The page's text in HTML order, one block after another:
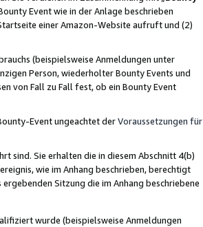
Event wie in der Anlage beschrieben
einer Amazon-Website aufruft und (2)
(beispielsweise Anmeldungen unter
Person, wiederholter Bounty Events und
von Fall zu Fall fest, ob ein Bounty Event
Event ungeachtet derVoraussetzungen für
sind. Sie erhalten die in diesem Abschnitt 4(b)
wie im Anhang beschrieben, berechtigt
Sitzung die im Anhang beschriebene
wurde (beispielsweise Anmeldungen